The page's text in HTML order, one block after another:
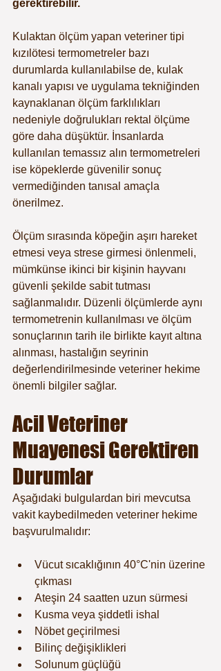
gerektirebilir.
Kulaktan ölçüm yapan veteriner tipi
kızılötesi termometreler bazı
durumlarda kullanılabilse de, kulak
kanalı yapısı ve uygulama tekniğinden
kaynaklanan ölçüm farklılıkları
nedeniyle doğrulukları rektal ölçüme
göre daha düşüktür. İnsanlarda
kullanılan temassız alın termometreleri
ise köpeklerde güvenilir sonuç
vermediğinden tanısal amaçla
önerilmez.
Ölçüm sırasında köpeğin aşırı hareket
etmesi veya strese girmesi önlenmeli,
mümkünse ikinci bir kişinin hayvanı
güvenli şekilde sabit tutması
sağlanmalıdır. Düzenli ölçümlerde aynı
termometrenin kullanılması ve ölçüm
sonuçlarının tarih ile birlikte kayıt altına
alınması, hastalığın seyrinin
değerlendirilmesinde veteriner hekime
önemli bilgiler sağlar.
Acil Veteriner
Muayenesi Gerektiren
Durumlar
Aşağıdaki bulgulardan biri mevcutsa
vakit kaybedilmeden veteriner hekime
başvurulmalıdır:
Vücut sıcaklığının 40°C'nin üzerine
çıkması
Ateşin 24 saatten uzun sürmesi
Kusma veya şiddetli ishal
Nöbet geçirilmesi
Bilinç değişiklikleri
Solunum güçlüğü